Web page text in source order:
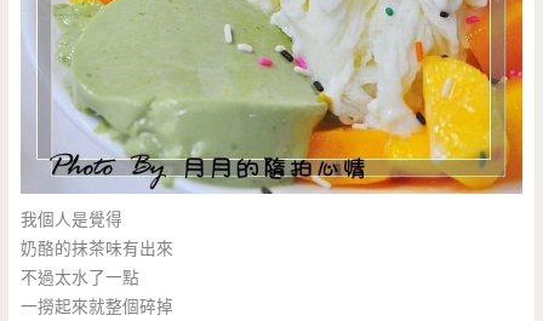
我個人是覺得
奶酪的抹茶味有出來
不過太水了一點
一撈起來就整個碎掉